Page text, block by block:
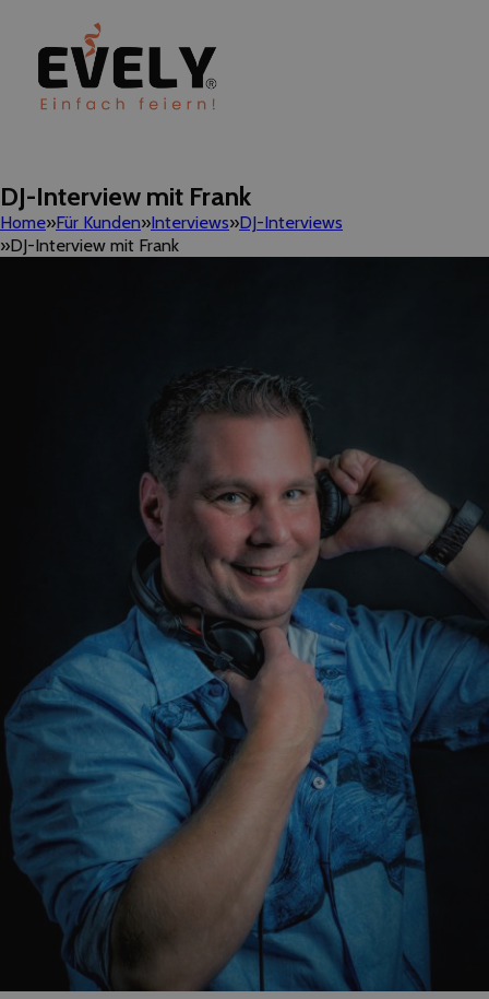
DJ-Interview mit Frank
Home Für Kunden Interviews DJ-Interviews
DJ-Interview mit Frank